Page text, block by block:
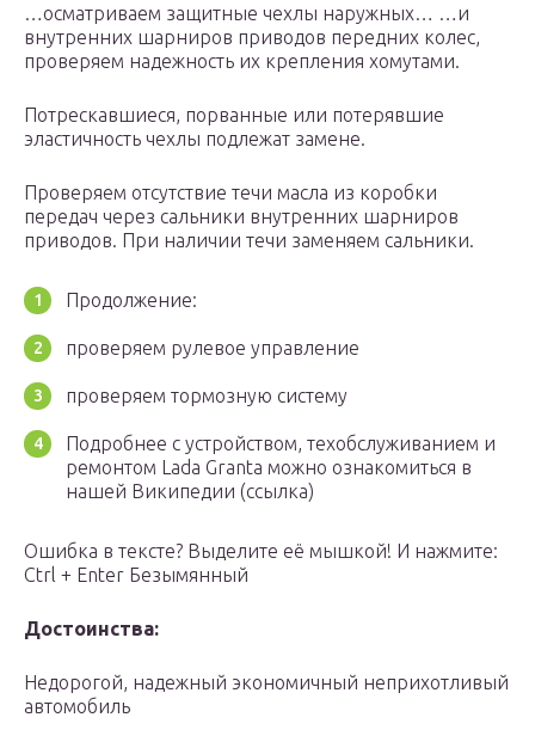
…осматриваем защитные чехлы наружных… …и
внутренних шарниров приводов передних колес,
проверяем надежность их крепления хомутами.
Потрескавшиеся, порванные или потерявшие
эластичность чехлы подлежат замене.
Проверяем отсутствие течи масла из коробки
передач через сальники внутренних шарниров
приводов. При наличии течи заменяем сальники.
Продолжение:
проверяем рулевое управление
проверяем тормозную систему
Подробнее с устройством, техобслуживанием и
ремонтом Lada Granta можно ознакомиться в
нашей Википедии (ссылка)
Ошибка в тексте? Выделите её мышкой! И нажмите:
Ctrl + Enter Безымянный
Достоинства:
Недорогой, надежный экономичный неприхотливый
автомобиль